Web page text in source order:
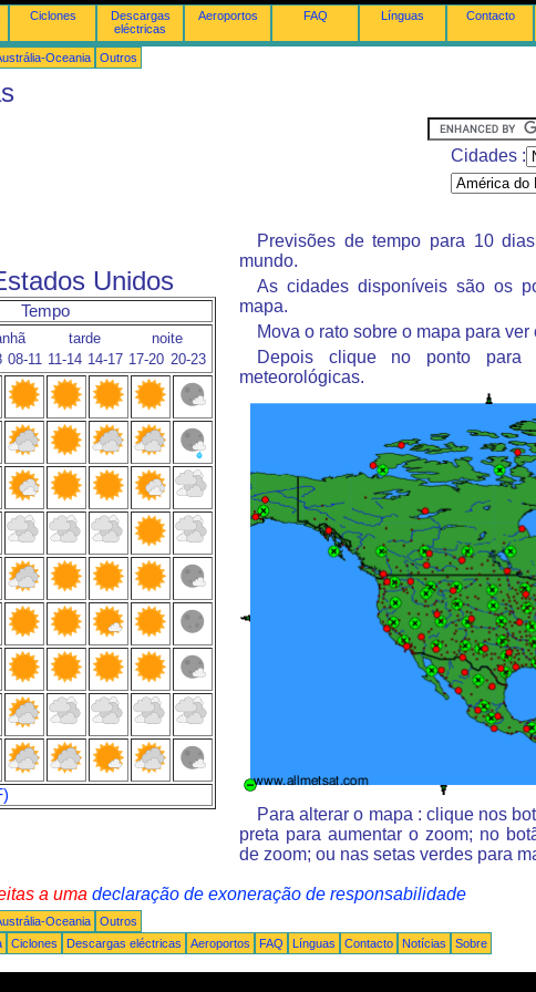
Ciclones
Descargas
eléctricas
Aeroportos FAQ Línguas Contacto
Oceania Outros
Cidades :
Unidos
Tempo
tarde
noite
08-11 11-14 14-17 17-20 20-23
Previsões de tempo para 10
mundo.
As cidades disponíveis são os
mapa.
Mova o rato sobre o mapa para
Depois clique no ponto para
meteorológicas.
Para alterar o mapa : clique nos
preta para aumentar o zoom; no
de zoom; ou nas setas verdes para
a uma declaração de exoneração de responsabilidade
Oceania
Outros
Ciclones Descargas eléctricas Aeroportos FAQ Línguas Contacto Notícias Sobre